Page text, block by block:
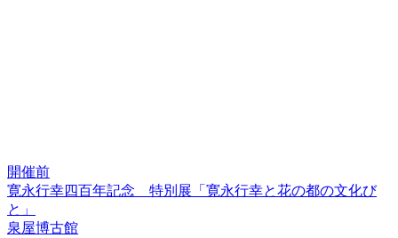
開催前
寛永行幸四百年記念 特別展「寛永行幸と花の都の文化び
と」
泉屋博古館